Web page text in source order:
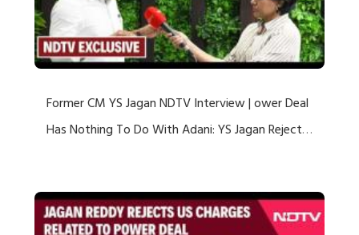
Former CM YS Jagan NDTV Interview | ower Deal
Has Nothing To Do With Adani: YS Jagan Rejects